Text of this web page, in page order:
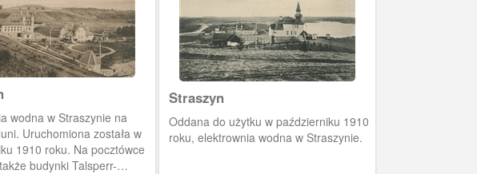
wodna w Straszynie na
Uruchomiona została w
1910 roku. Na pocztówce
budynki Talsperr-
Straszyn
Oddana do użytku w październiku 1910
roku, elektrownia wodna w Straszynie.